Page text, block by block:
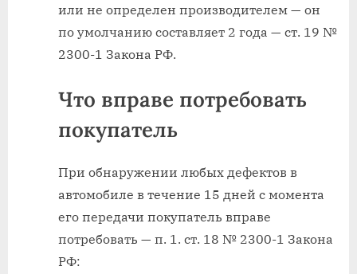
или не определен производителем — он
по умолчанию составляет 2 года — ст. 19 №
2300-1 Закона РФ.
Что вправе потребовать
покупатель
При обнаружении любых дефектов в
автомобиле в течение 15 дней с момента
его передачи покупатель вправе
потребовать — п. 1. ст. 18 № 2300-1 Закона
РФ: